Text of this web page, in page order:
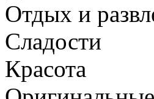
Отдых и
Сладости
Красота